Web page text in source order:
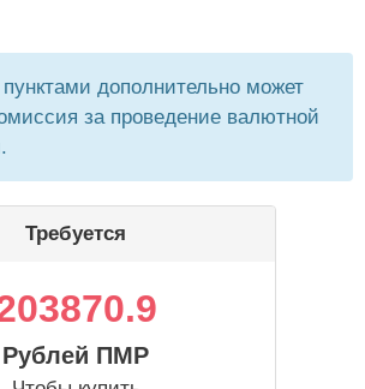
дополнительно может
за проведение валютной
Требуется
Рублей ПМР